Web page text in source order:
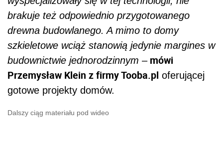
brakuje też odpowiednio przygotowanego
drewna budowlanego. A mimo to domy
szkieletowe wciąż stanowią jedynie margines w
budownictwie jednorodzinnym –mówi
Przemysław Klein z firmy Tooba.pl oferującej
gotowe projekty domów.
Dalszy ciąg materiału pod wideo